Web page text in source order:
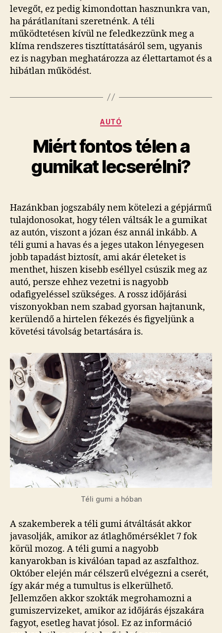
levegőt, ez pedig kimondottan hasznunkra van,
ha párátlanítani szeretnénk. A téli
működtetésen kívül ne feledkezzünk meg a
klíma rendszeres tisztíttatásáról sem, ugyanis
ez is nagyban meghatározza az élettartamot és a
hibátlan működést.
Kategóriák
AUTÓ
Miért fontos télen a
gumikat lecserélni?
Hazánkban jogszabály nem kötelezi a gépjármű
tulajdonosokat, hogy télen váltsák le a gumikat
az autón, viszont a józan ész annál inkább. A
téli gumi a havas és a jeges utakon lényegesen
jobb tapadást biztosít, ami akár életeket is
menthet, hiszen kisebb eséllyel csúszik meg az
autó, persze ehhez vezetni is nagyobb
odafigyeléssel szükséges. A rossz időjárási
viszonyokban nem szabad gyorsan hajtanunk,
kerülendő a hirtelen fékezés és figyeljünk a
követési távolság betartására is.
Téli gumi a hóban
A szakemberek a téli gumi átváltását akkor
javasolják, amikor az átlaghőmérséklet 7 fok
körül mozog. A téli gumi a nagyobb
kanyarokban is kiválóan tapad az aszfalthoz.
Október elején már célszerű elvégezni a cserét,
így akár még a tumultus is elkerülhető.
Jellemzően akkor szokták megrohamozni a
gumiszervizeket, amikor az időjárás éjszakára
fagyot, esetleg havat jósol. Ez az információ